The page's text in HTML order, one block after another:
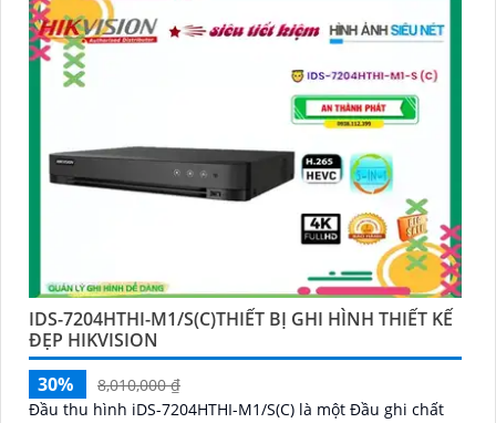
IDS-7204HTHI-M1/S(C)THIẾT BỊ GHI HÌNH THIẾT KẾ
ĐẸP HIKVISION
30%
8,010,000 ₫
Đầu thu hình iDS-7204HTHI-M1/S(C) là một Đầu ghi chất